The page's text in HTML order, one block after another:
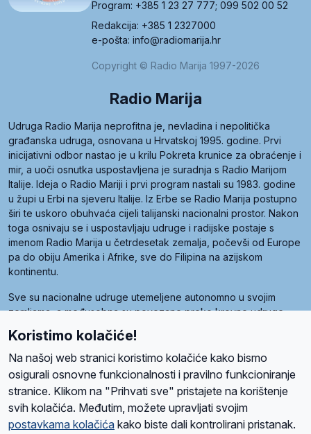
Program: +385 1 23 27 777; 099 502 00 52
Redakcija: +385 1 2327000
e-pošta: info@radiomarija.hr
Copyright © Radio Marija 1997-2026
Radio Marija
Udruga Radio Marija neprofitna je, nevladina i nepolitička
građanska udruga, osnovana u Hrvatskoj 1995. godine. Prvi
inicijativni odbor nastao je u krilu Pokreta krunice za obraćenje i
mir, a uoči osnutka uspostavljena je suradnja s Radio Marijom
Italije. Ideja o Radio Mariji i prvi program nastali su 1983. godine
u župi u Erbi na sjeveru Italije. Iz Erbe se Radio Marija postupno
širi te uskoro obuhvaća cijeli talijanski nacionalni prostor. Nakon
toga osnivaju se i uspostavljaju udruge i radijske postaje s
imenom Radio Marija u četrdesetak zemalja, počevši od Europe
pa do obiju Amerika i Afrike, sve do Filipina na azijskom
kontinentu.
Sve su nacionalne udruge utemeljene autonomno u svojim
zemljama, a međusobna su povezane preko krovne udruge
Radio Maria). Svjetsku obitelj utemeljilo je sedam članica, među
kojima je i hrvatska Udruga Radio Marija.
O namaRadio ProgramVolonteriPrijateljiKontaktPravila privatnosti
Koristimo kolačiće!
Na našoj web stranici koristimo kolačiće kako bismo
osigurali osnovne funkcionalnosti i pravilno funkcioniranje
stranice. Klikom na "Prihvati sve" pristajete na korištenje
svih kolačića. Međutim, možete upravljati svojim
postavkama kolačića kako biste dali kontrolirani pristanak.